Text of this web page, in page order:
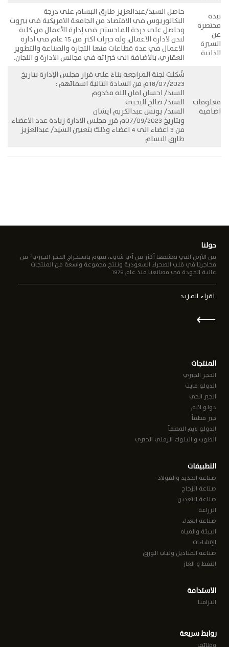
نبذة
مختصرة
عن
السيرة
الذاتية
حاصل السيد/عبدالعزيز طارق البسام على درجة
البكالوريوس في الاقتصاد من الجامعة الامريكية في بيروت
وحاصل على درجة الماجستير في إدارة الأعمال من كلية
لندن لادارة الاعمال, وله خبرات اكثر من 15 عام في ادارة
الاعمال في عدة قطاعات منها التجارة والصناعة والتطوير
العقاري، بالاضافة الى خبراته في مجالس الادارة و اللجان.
معلومات
اضافية
شُكلت لجنة المراجعة بناءً على قرار مجلس الإدارة بتاريخ
18/07/2023م من السادة التالية اسمائهم :
السيد/ احسان امان الله مخدوم
السيد/ صالح اليحيى
السيد/ يونس عبدالكريم ايشان
وبتاريخ 07/09/2023م قرر مجلس الادارة زيادة عدد الاعضاء
من 3 اعضاء الى 4 اعضاء وذلك بتعيين السيد/ عبدالعزيز
طارق البسام
حولنا
من الأرض التي نعشقها أكثر من أي شيء، نقوم باستخراج الحجر الجيري† من
محاجرنا في قلب الصحراء السعودية وننتج مجموعة واسعة من المنتجات
عالية الجودة في مصانعنا منذ عام 1979.
اقراء المزيد
⟵
المنتجات
الحجر الجيري
الدولو مايت
الجير الحي
دولو لايم
جير مطفأ
الدولو لايم المطفأ
الطوب و البلوك الرملي الجيري
التطبيقات
صناعة الحديد والفولاذ
صناعة الزجاج
صناعة التعدين
الزراعة
صناعة الغذاء
البيئة والمياه
الإنشاءات
صناعة المناديل ولباب الورق
النفط و الغاز
الاستدامة
التزامنا
روابط سريعة
وظائف